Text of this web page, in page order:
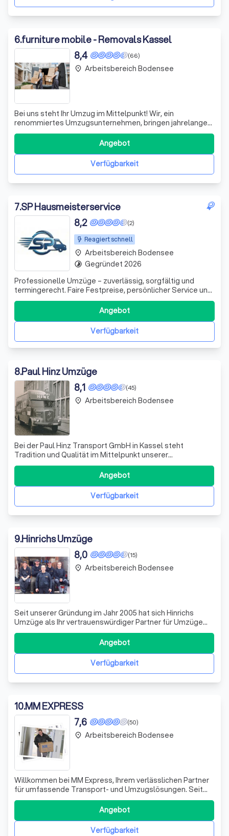
6.furniture mobile - Removals Kassel
(66)
8,4
Bei uns steht Ihr Umzug im Mittelpunkt! Wir, ein
renommiertes Umzugsunternehmen, bringen jahrelange
Erfahrung und Fachwissen in jeden Schritt Ihres Umzugs
ein. Ob Sie innerhalb der Stadtgrenzen umziehen oder
einen Fernumzug planen, unser Ziel ist es, den Prozess so
reibungslos und stressfrei wie mög
Verfügbarkeit
Angebot
place Arbeitsbereich Bodensee
7.SP Hausmeisterservice
Reagiert schnell
(2)
8,2
Professionelle Umzüge – zuverlässig, sorgfältig und
termingerecht. Faire Festpreise, persönlicher Service und
deutschlandweite Umzüge.
Verfügbarkeit
Angebot
place Arbeitsbereich Bodensee
timelapse Gegründet 2026
8.Paul Hinz Umzüge
(45)
8,1
Bei der Paul Hinz Transport GmbH in Kassel steht
Tradition und Qualität im Mittelpunkt unserer
Umzugsdienstleistungen. Seit 1923 bieten wir unseren
Kunden umfassende Unterstützung bei lokalen,
nationalen und internationalen Umzügen. Unser
erfahrenes Team setzt sich mit Leidenschaft und
Verfügbarkeit
Angebot
place Arbeitsbereich Bodensee
9.Hinrichs Umzüge
(15)
8,0
Seit unserer Gründung im Jahr 2005 hat sich Hinrichs
Umzüge als Ihr vertrauenswürdiger Partner für Umzüge
aller Art in Gudensberg-Dissen etabliert. Als
familiengeführtes Unternehmen bringen wir fast 15 Jahre
Erfahrung in der Branche mit, gestützt auf die fundierte
Ausbildung unseres Gründers Michael
Verfügbarkeit
Angebot
place Arbeitsbereich Bodensee
10.MM EXPRESS
(50)
7,6
Willkommen bei MM Express, Ihrem verlässlichen Partner
für umfassende Transport- und Umzugslösungen. Seit
über zwei Jahrzehnten spezialisieren wir uns auf den
Transport und die Montage von Büromöbeln und haben
unsere Dienstleistungen stetig erweitert, um sowohl im
privaten als auch im gewerblichen B
Verfügbarkeit
Angebot
place Arbeitsbereich Bodensee